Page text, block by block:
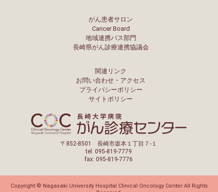
がん患者サロン
Cancer Board
地域連携パス部門
長崎県がん診療連携協議会
関連リンク
お問い合わせ・アクセス
プライバシーポリシー
サイトポリシー
〒852-8501 長崎市坂本１丁目７-１
tel: 095-819-7779
fax: 095-819-7776
Copyright © Nagasaki University Hospital Clinical Oncology Center All Rights